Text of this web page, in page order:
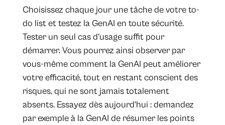
Choisissez chaque jour une tâche de votre to-
do list et testez la GenAI en toute sécurité.
Tester un seul cas d’usage suffit pour
démarrer. Vous pourrez ainsi observer par
vous-même comment la GenAI peut améliorer
votre efficacité, tout en restant conscient des
risques, qui ne sont jamais totalement
absents. Essayez dès aujourd’hui : demandez
par exemple à la GenAI de résumer les points